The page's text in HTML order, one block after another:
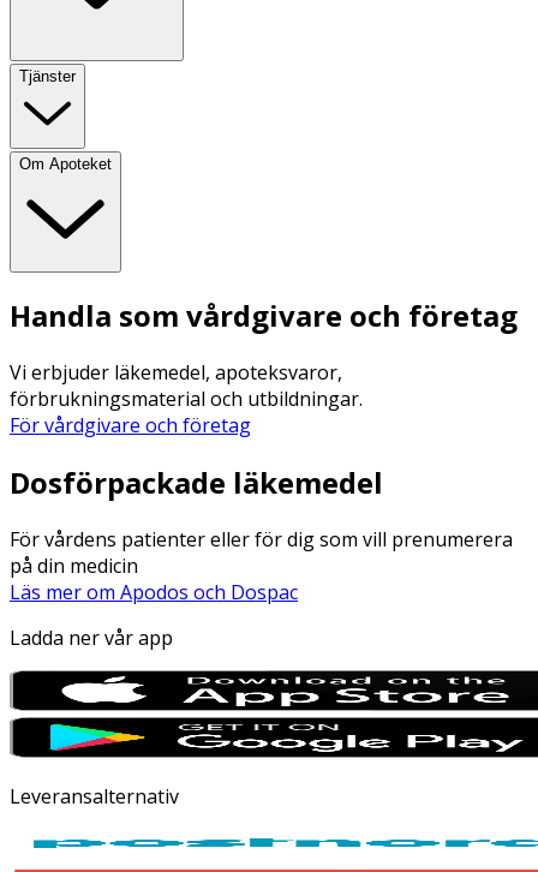
Tjänster
Om Apoteket
Handla som vårdgivare och företag
Vi erbjuder läkemedel, apoteksvaror,
förbrukningsmaterial och utbildningar.
För vårdgivare och företag
Dosförpackade läkemedel
För vårdens patienter eller för dig som vill prenumerera
på din medicin
Läs mer om Apodos och Dospac
Ladda ner vår app
Leveransalternativ